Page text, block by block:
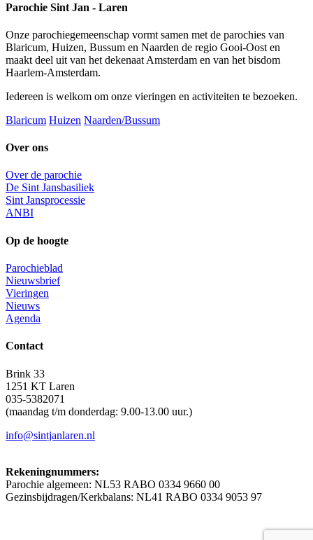
Parochie Sint Jan - Laren
Onze parochiegemeenschap vormt samen met de parochies van
Blaricum, Huizen, Bussum en Naarden de regio Gooi-Oost en
maakt deel uit van het dekenaat Amsterdam en van het bisdom
Haarlem-Amsterdam.
Iedereen is welkom om onze vieringen en activiteiten te bezoeken.
Blaricum Huizen Naarden/Bussum
Over ons
Over de parochie
De Sint Jansbasiliek
Sint Jansprocessie
ANBI
Op de hoogte
Parochieblad
Nieuwsbrief
Vieringen
Nieuws
Agenda
Contact
Brink 33
1251 KT Laren
035-5382071
(maandag t/m donderdag: 9.00-13.00 uur.)
info@sintjanlaren.nl
Rekeningnummers:
Parochie algemeen: NL53 RABO 0334 9660 00
Gezinsbijdragen/Kerkbalans: NL41 RABO 0334 9053 97